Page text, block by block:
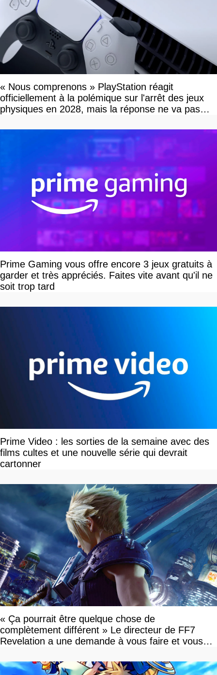
« Nous comprenons » PlayStation réagit
officiellement à la polémique sur l'arrêt des jeux
physiques en 2028, mais la réponse ne va pas
Prime Gaming vous offre encore 3 jeux gratuits à
garder et très appréciés. Faites vite avant qu'il ne
soit trop tard
Prime Video : les sorties de la semaine avec des
films cultes et une nouvelle série qui devrait
cartonner
« Ça pourrait être quelque chose de
complètement différent » Le directeur de FF7
Revelation a une demande à vous faire et vous